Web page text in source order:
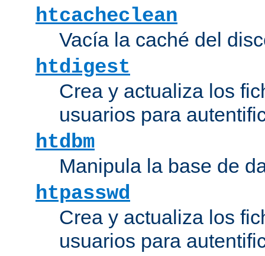
htcacheclean
Vacía la caché del
htdigest
Crea y actualiza los
usuarios para
htdbm
Manipula la base de
htpasswd
Crea y actualiza los
usuarios para